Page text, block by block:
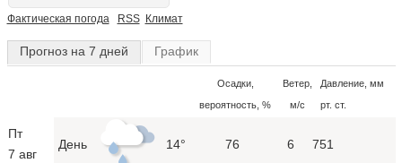
Фактическая погода RSS Климат
Прогноз на 7 дней График
Осадки,
вероятность, %
Ветер,
м/с
Давление, мм
рт. ст.
Пт
7 авг
День 14° 76 6 751